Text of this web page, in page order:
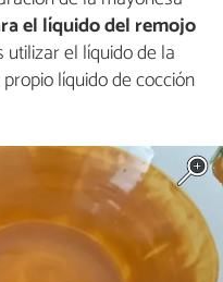
el líquido del remojo
utilizar el líquido de la
líquido de cocción